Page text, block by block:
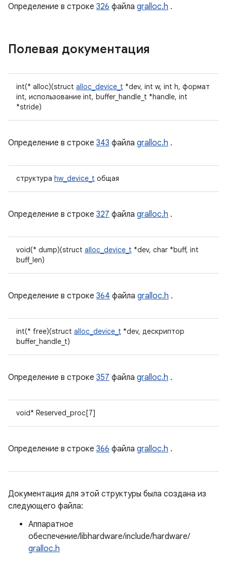
Определение в строке 326 файла gralloc.h .
Полевая документация
int(* alloc)(struct alloc_device_t *dev, int w, int h, формат
int, использование int, buffer_handle_t *handle, int
*stride)
Определение в строке 343 файла gralloc.h .
структура hw_device_t общая
Определение в строке 327 файла gralloc.h .
void(* dump)(struct alloc_device_t *dev, char *buff, int
buff_len)
Определение в строке 364 файла gralloc.h .
int(* free)(struct alloc_device_t *dev, дескриптор
buffer_handle_t)
Определение в строке 357 файла gralloc.h .
void* Reserved_proc[7]
Определение в строке 366 файла gralloc.h .
Документация для этой структуры была создана из
следующего файла:
Аппаратное
обеспечение/libhardware/include/hardware/
gralloc.h